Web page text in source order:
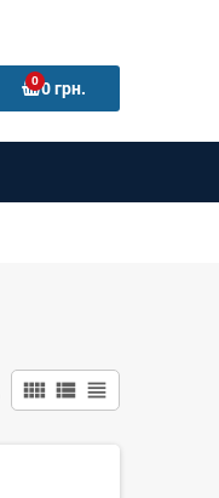
00 грн.
view_comfy view_list view_headline